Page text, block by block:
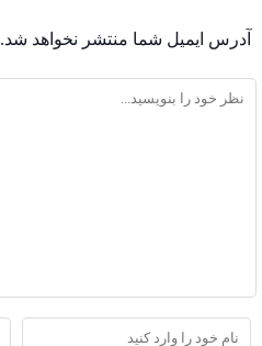
آدرس ایمیل شما منتشر نخواهد شد.